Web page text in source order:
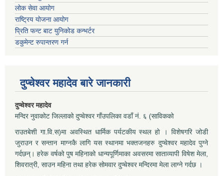
लोक सेवा आयोग
राष्ट्रिय योजना आयोग
प्रिति फन्ट बाट युनिकोड कन्भर्टर
डकुमेन्ट रुपान्तरण गर्न
दुप्चेश्वर महादेव बारे जानकारी
दुप्चेश्वर महादेव
मन्दिर नुवाकोट जिल्लाको दुप्चेश्वर गाँउपलिका वडाँ नं. ६ (साविकको
राउतबेशी गा.वि.स)मा अवस्थित धार्मिक पर्यटकीय स्थल हो । विशेषगरि जोडी
जुराउन र सन्तान माग्नकै लागि यस स्थानमा भक्तजनहरु दुप्चेश्वर महादेव पुग्ने
गर्दछन्। हरेक वर्षको पुष महिनाको धान्यपूर्णिमाका अवसरमा साताव्यापी विषेश मेला,
शिवरात्री, साउन महिना तथा हरेक सोमवार दुप्चेश्वर मन्दिरमा मेला लाग्ने गर्दछ ।